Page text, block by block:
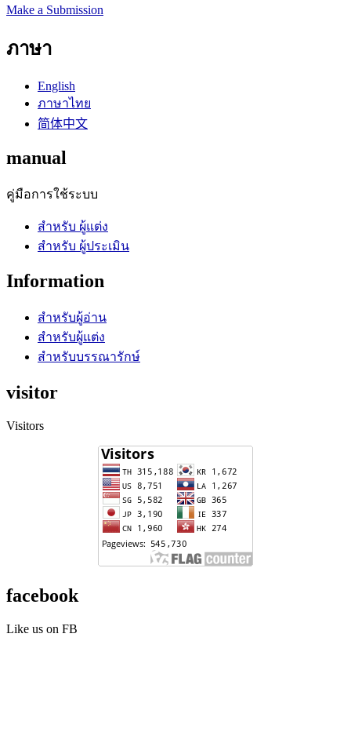
Make a Submission
ภาษา
English
ภาษาไทย
简体中文
manual
คู่มือการใช้ระบบ
สำหรับ ผู้แต่ง
สำหรับ ผู้ประเมิน
Information
สำหรับผู้อ่าน
สำหรับผู้แต่ง
สำหรับบรรณารักษ์
visitor
Visitors
facebook
Like us on FB